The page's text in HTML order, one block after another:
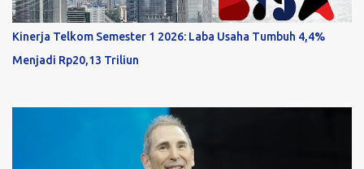
Kinerja Telkom Semester 1 2026: Laba Usaha Tumbuh 4,4%
Menjadi Rp20,13 Triliun